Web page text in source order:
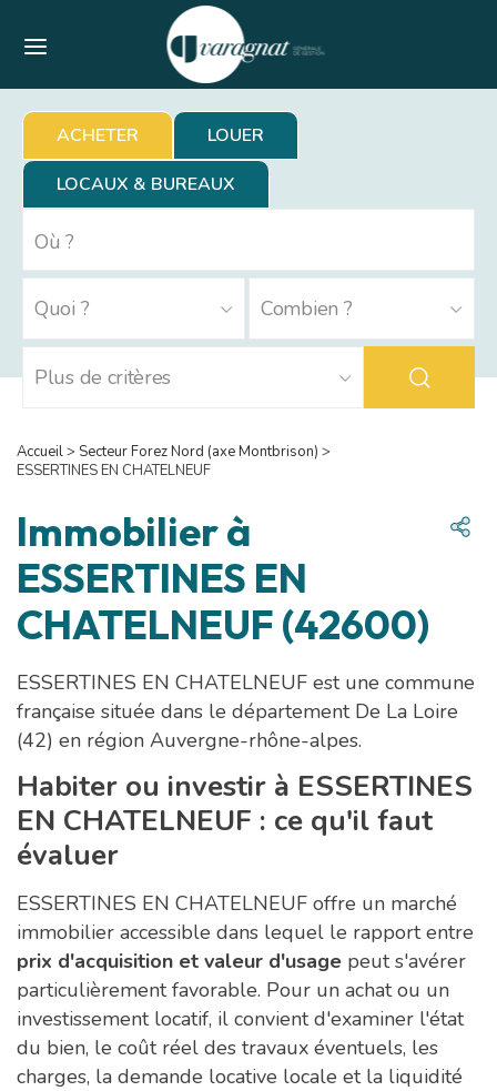
ACHETER
LOUER
LOCAUX & BUREAUX
Accueil> Secteur Forez Nord (axe Montbrison) >
ESSERTINES EN CHATELNEUF
Immobilier à
ESSERTINES EN
CHATELNEUF (42600)
ESSERTINES EN CHATELNEUF est une commune
française située dans le département De La Loire
(42) en région Auvergne-rhône-alpes.
Habiter ou investir à ESSERTINES
EN CHATELNEUF : ce qu'il faut
évaluer
ESSERTINES EN CHATELNEUF offre un marché
immobilier accessible dans lequel le rapport entre
prix d'acquisition et valeur d'usage peut s'avérer
particulièrement favorable. Pour un achat ou un
investissement locatif, il convient d'examiner l'état
du bien, le coût réel des travaux éventuels, les
charges, la demande locative locale et la liquidité